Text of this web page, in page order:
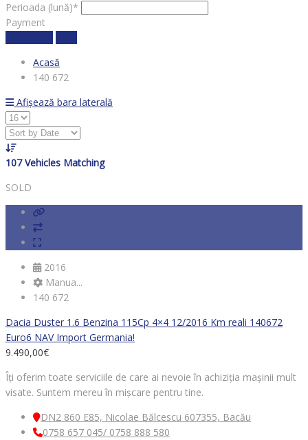
Perioada (lună)*
Payment
Acasă
140 672
Afișează bara laterală
107 Vehicles Matching
SOLD
2016
Manua...
140 672
Dacia Duster 1.6 Benzina 115Cp 4×4 12/2016 Km reali 140672
Euro6 NAV Import Germania!
9.490,00€
Îți oferim toate serviciile de care ai nevoie în achiziția mașinii mult
visate. Suntem mereu în mișcare pentru tine.
DN2 860 E85, Nicolae Bălcescu 607355, Bacău
0758 657 045/ 0758 888 580